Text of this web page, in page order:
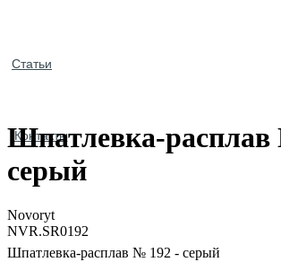
Статьи
Контакты
Шпатлевка-
серый
Novoryt
NVR.SR0192
Шпатлевка-расплав № 192 - серый